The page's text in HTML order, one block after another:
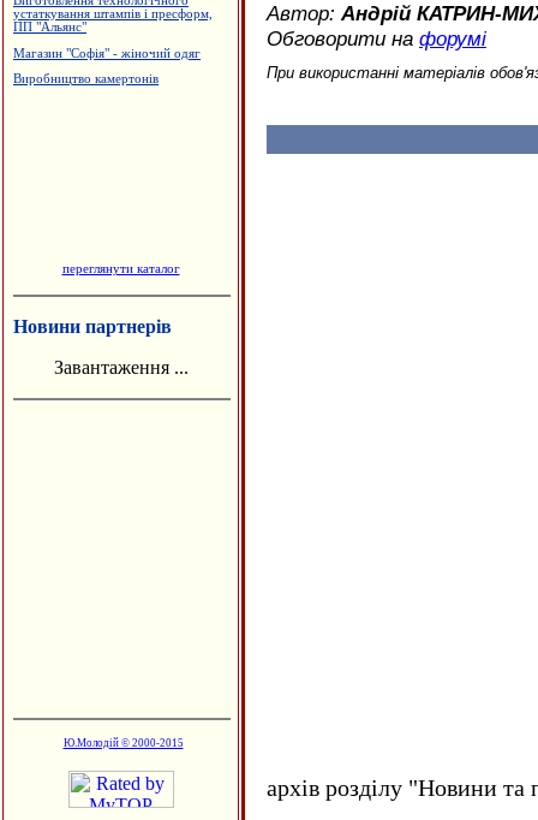
Мережа магазинів "І-КОМ"
переглянути каталог
Новини партнерів
Завантаження ...
Ю.Молодій © 2000-2015
Автор:Андрій КАТРИН-
Обговорити на форумі
При використанні матеріалів
архів розділу "Новини та